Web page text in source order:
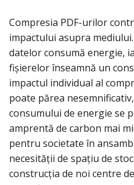
Compresia PDF-urilor
impactului asupra
datelor consumă energie,
fișierelor înseamnă un
impactul individual al
poate părea
consumului de energie se
amprentă de carbon mai
pentru societate în
necesității de spațiu de
construcția de noi centre